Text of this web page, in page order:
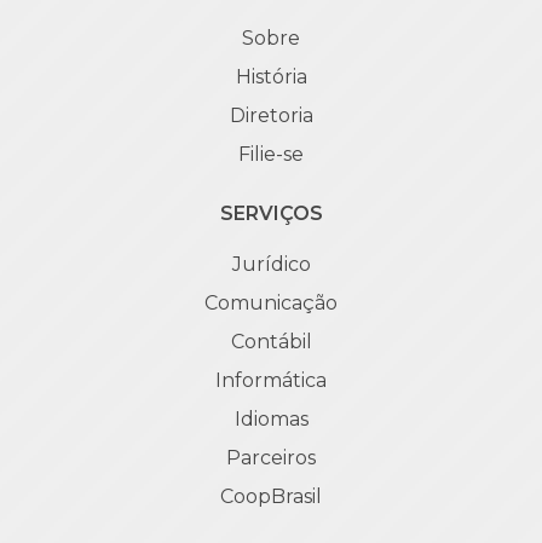
Sobre
História
Diretoria
Filie-se
SERVIÇOS
Jurídico
Comunicação
Contábil
Informática
Idiomas
Parceiros
CoopBrasil